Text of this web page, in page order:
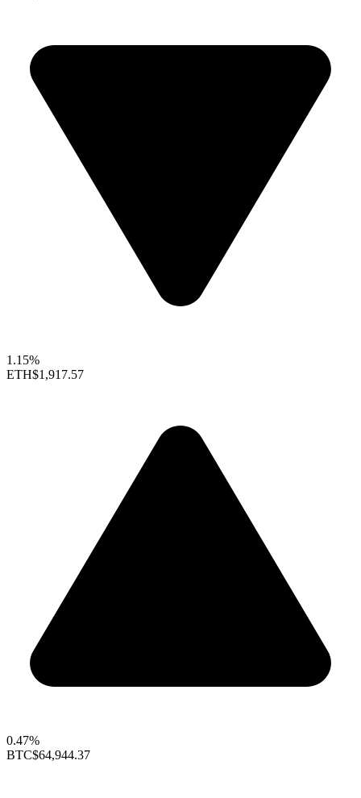
1.15%
ETH$1,917.57
0.47%
BTC$64,944.37